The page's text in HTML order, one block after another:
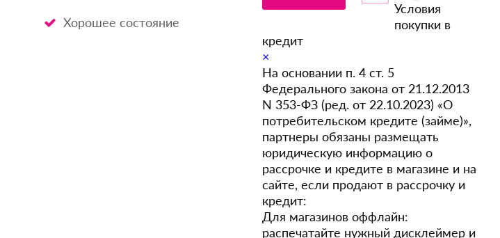
Хорошее состояние
Условия
покупки в
кредит
×
На основании п. 4 ст. 5
Федерального закона от 21.12.2013
N 353-ФЗ (ред. от 22.10.2023) «О
потребительском кредите (займе)»,
партнеры обязаны размещать
юридическую информацию о
рассрочке и кредите в магазине и на
сайте, если продают в рассрочку и
кредит:
Для магазинов оффлайн:
распечатайте нужный дисклеймер и